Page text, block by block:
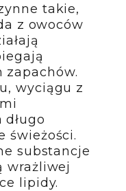
takie,
z owoców
zapachów.
wyciągu z
świeżości.
substancje
wrażliwej
lipidy.